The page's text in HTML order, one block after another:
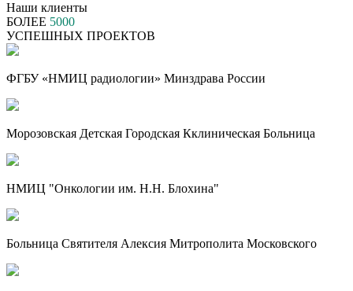
Наши клиенты
БОЛЕЕ 5000
УСПЕШНЫХ ПРОЕКТОВ
ФГБУ «НМИЦ радиологии» Минздрава России
Морозовская Детская Городская Кклиническая Больница
НМИЦ "Онкологии им. Н.Н. Блохина"
Больница Святителя Алексия Митрополита Московского